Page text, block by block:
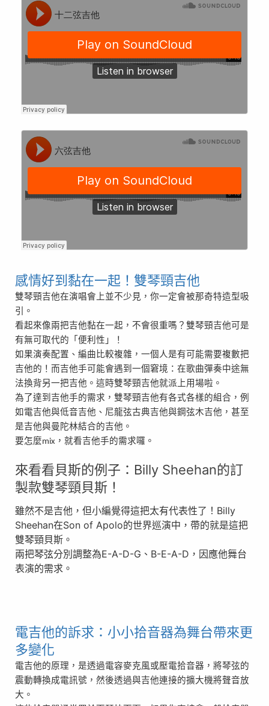
感情好到黏在一起！雙琴頸吉他
雙琴頸吉他在演唱會上並不少見，你一定會被那奇特造型吸
引。
看起來像兩把吉他黏在一起，不會很重嗎？雙琴頸吉他可是
有無可取代的「便利性」！
如果演奏配置、編曲比較複雜，一個人是有可能需要複數把
吉他的！而吉他手可能會遇到一個窘境：在歌曲彈奏中途無
法換背另一把吉他。這時雙琴頸吉他就派上用場啦。
為了達到吉他手的需求，雙琴頸吉他有各式各樣的組合，例
如電吉他與低音吉他、尼龍弦古典吉他與鋼弦木吉他，甚至
是吉他與曼陀林結合的吉他。
要怎麼mix ，就看吉他手的需求囉。
來看看貝斯的例子：Billy Sheehan的訂
製款雙琴頸貝斯！
雖然不是吉他，但小編覺得這把太有代表性了！Billy
Sheehan在Son of Apolo的世界巡演中，帶的就是這把
雙琴頸貝斯。
兩把琴弦分別調整為E-A-D-G、B-E-A-D，因應他舞台
表演的需求。
電吉他的訴求：小小拾音器為舞台帶來更
多變化
電吉他的原理，是透過電容麥克風或壓電拾音器，將琴弦的
震動轉換成電訊號，然後透過與吉他連接的擴大機將聲音放
大。